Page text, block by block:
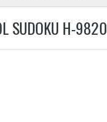
SUDOKU H-9820